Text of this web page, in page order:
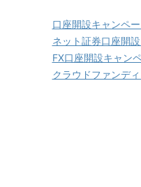
口座開設キャンペ
ネット証券口座開
FX口座開設キャン
クラウドファンデ